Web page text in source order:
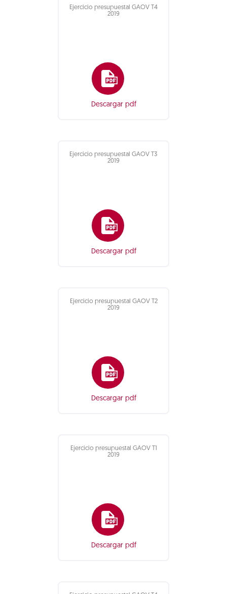
Ejercicio presupuestal GAOV T4
2019
Descargar pdf
Ejercicio presupuestal GAOV T3
2019
Descargar pdf
Ejercicio presupuestal GAOV T2
2019
Descargar pdf
Ejercicio presupuestal GAOV T1
2019
Descargar pdf